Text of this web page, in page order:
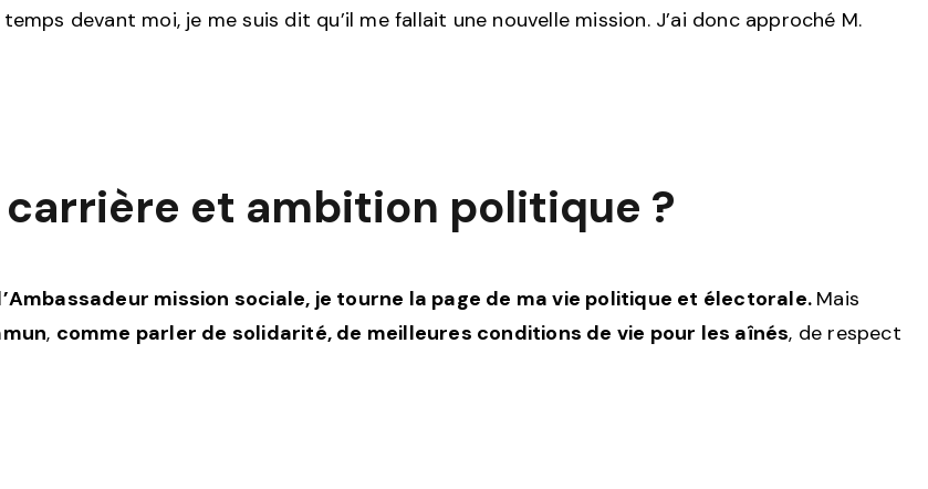
devant moi, je me suis dit qu’il me fallait une nouvelle mission. J’ai donc approché M.
et ambition politique ?
mission sociale, je tourne la page de ma vie politique et électorale. Mais
, comme parler de solidarité, de meilleures conditions de vie pour les aînés, de respect